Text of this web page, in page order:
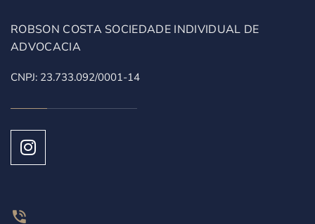
ROBSON COSTA SOCIEDADE INDIVIDUAL DE
ADVOCACIA
CNPJ: 23.733.092/0001-14